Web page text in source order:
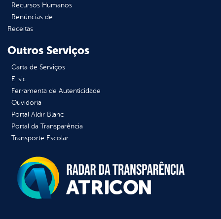
Recursos Humanos
Renúncias de
Receitas
Outros Serviços
Carta de Serviços
E-sic
Ferramenta de Autenticidade
Ouvidoria
Portal Aldir Blanc
Portal da Transparência
Transporte Escolar